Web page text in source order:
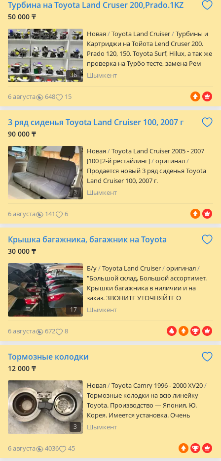
Турбина на Toyota Land Cruser 200,Prado.1KZ
50 000 ₸
36
Новая Toyota Land Cruiser
Турбины и
Картриджи на Тойота Lend Cruser 200.
Prado 120, 150. Toyota Surf, Hilux, а так же
проверка на Турбо тесте, замена Рем
комплекта, актуатор, сервопривод
Hyundai, JAC J 7, Haval, Mitsubishi, Nissan,
Volkswagen B5, B6. В Наличии.
Находимся по адресу, город Шымкент,
указана за один (1) Картридж.
Шымкент
6 августа 648 15
3 ряд сиденья Toyota Land Cruiser 100, 2007 г
90 000 ₸
3
Новая
Toyota Land Cruiser 2005 - 2007
J100 [2-й рестайлинг]
оригинал
Продается новый 3 ряд сиденья Toyota
Land Cruiser 100, 2007 г.
Шымкент
6 августа 141 6
Крышка багажника, багажник на Toyota
30 000 ₸
17
Б/y Toyota Land Cruiser
оригинал
"Большой склад, Большой ассортимет.
Крышки багажника в ниличии и на
заказ. ЗВОНИТЕ УТОЧНЯЙТЕ О
НАЛИЧИИ КРЫШКИ БАГАЖНИКА НА
АССОРТИМЕНТ РЕГУЛЯРНО
ОБНОВЛЯЕТСЯ. НОВЫЕ ЗАВОЗЫ!
Организуем доставку до любого города
Казахстана и СНГ. ПРЕДВАРИТЕЛЬНО
номерам. ASPARA MOTORS предлагает
широкий ассортимент автозапчасти на
марки такие как TOYOTA, LEXUS, NISSAN,
MAZDA, SUBARU, MITSUBISHI PAJERO,
VOLKSWAGEN TOUAREG, RANGE ROVER,
ценам, в наличии и на заказ за
кратчайшие сроки! Оригинальные
Шымкент
6 августа 672 8
Тормозные колодки
12 000 ₸
3
Новая
Toyota Camry 1996 - 2000 XV20
Тормозные колодки на всю линейку
Toyota. Производство — Япония, Ю.
Корея. Имеется установка. Очень
большой выбор. Цену и наличие
Шымкент
6 августа 4036 45